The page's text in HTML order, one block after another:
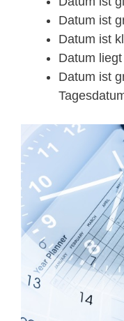
Datum ist
Datum ist
Datum
Datum ist